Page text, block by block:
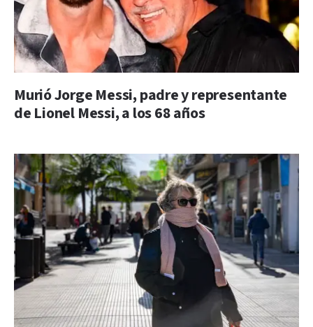
Murió Jorge Messi, padre y representante
de Lionel Messi, a los 68 años